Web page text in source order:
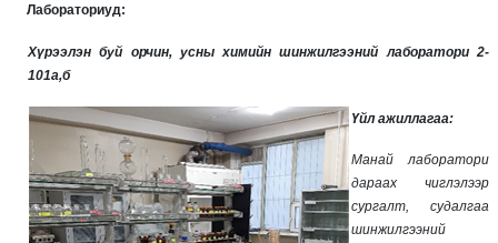
Лабораториуд:
Хүрээлэн буй орчин, усны химийн шинжилгээний лаборатори 2-
101a,б
Үйл ажиллагаа:
Манай лаборатори
дараах чиглэлээр
сургалт, судалгаа
шинжилгээний